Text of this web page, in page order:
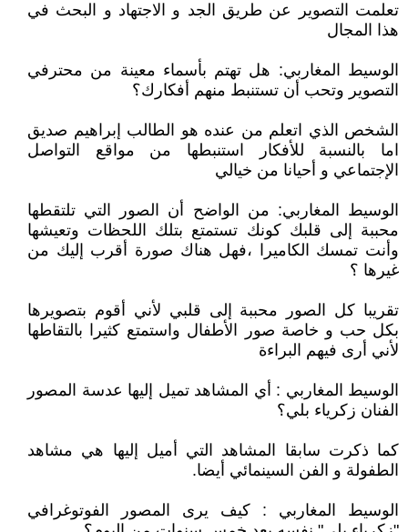
تعلمت التصوير عن طريق الجد و الاجتهاد و البحث في
هذا المجال
الوسيط المغاربي: هل تهتم بأسماء معينة من محترفي
التصوير وتحب أن تستنبط منهم أفكارك؟
الشخص الذي اتعلم من عنده هو الطالب إبراهيم صديق
اما بالنسبة للأفكار استنبطها من مواقع التواصل
الإجتماعي و أحيانا من خيالي
الوسيط المغاربي: من الواضح أن الصور التي تلتقطها
محببة إلى قلبك كونك تستمتع بتلك اللحظات وتعيشها
وأنت تمسك الكاميرا ،فهل هناك صورة أقرب إليك من
غيرها ؟
تقريبا كل الصور محببة إلى قلبي لأني أقوم بتصويرها
بكل حب و خاصة صور الأطفال واستمتع كثيرا بالتقاطها
لأني أرى فيهم البراءة
الوسيط المغاربي : أي المشاهد تميل إليها عدسة المصور
الفنان زكرياء بلي؟
كما ذكرت سابقا المشاهد التي أميل إليها هي مشاهد
الطفولة و الفن السينمائي أيضا.
الوسيط المغاربي : كيف يرى المصور الفوتوغرافي